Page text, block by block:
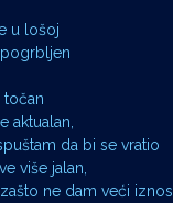
u lošoj
točan
aktualan,
da bi se vratio
više jalan,
ne dam veći iznos